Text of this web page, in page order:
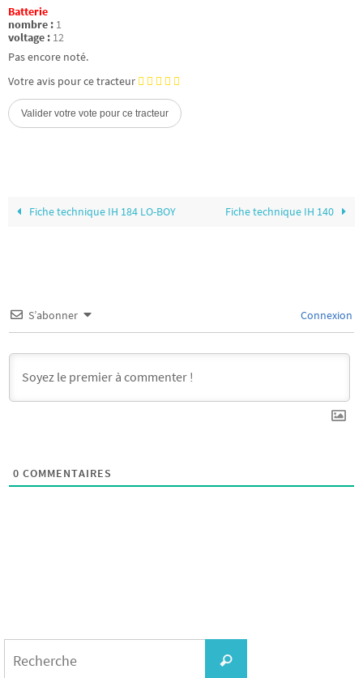
Batterie
nombre : 1
voltage : 12
Pas encore noté.
Votre avis pour ce tracteur
Fiche technique IH 184 LO-BOY Fiche technique IH 140
S’abonner Connexion
0 COMMENTAIRES
Recherche